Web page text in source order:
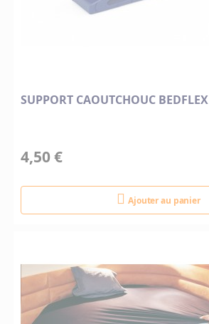
SUPPORT CAOUTCHOUC BEDFLEX
4,50 €
Ajouter au panier